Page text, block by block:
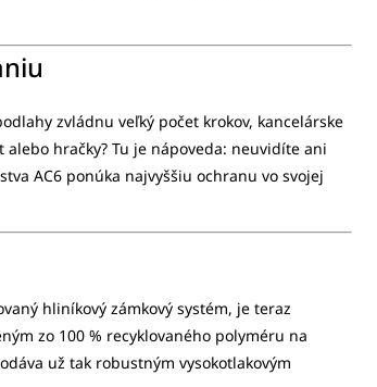
zvládnu veľký počet krokov, kancelárske
hračky? Tu je nápoveda: neuvidíte ani
AC6 ponúka najvyššiu ochranu vo svojej
hliníkový zámkový systém, je teraz
zo 100 % recyklovaného polyméru na
už tak robustným vysokotlakovým